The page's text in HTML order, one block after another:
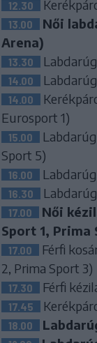
12.30
13.00
Női
Arena)
13.30
14.00
14.00
Eurosport 1)
15.00
Sport 5)
16.00
16.30
17.00
Női
Sport 1, Prima
17.00 Férfi
2, Prima Sport 3)
17.30 Férfi
17.45
18.00